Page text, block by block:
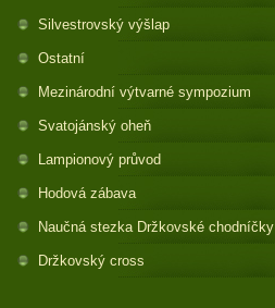
Silvestrovský výšlap
Ostatní
Mezinárodní výtvarné sympozium
Svatojánský oheň
Lampionový průvod
Hodová zábava
Naučná stezka Držkovské chodníčky
Držkovský cross